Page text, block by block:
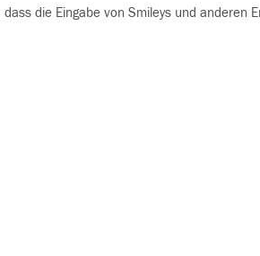
die Eingabe von Smileys und anderen